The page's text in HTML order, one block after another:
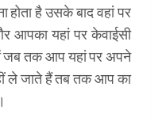
होता है उसके बाद वहां पर
आपका यहां पर केवाईसी
जब तक आप यहां पर अपने
ले जाते हैं तब तक आप का